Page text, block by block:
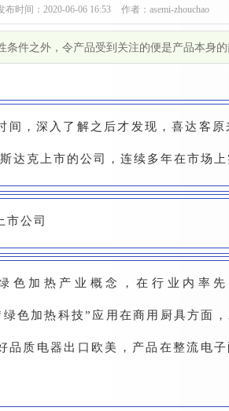
布时间：2020-06-06 16:53 作者：asemi-zhouchao
条件之外，令产品受到关注的便是产品本身的
间，深入了解之后才发现，喜达客
达克上市的公司，连续多年在市场上
公司
色加热产业概念，在行业内率
色加热科技”应用在商用厨具方面
品质电器出口欧美，产品在整流电